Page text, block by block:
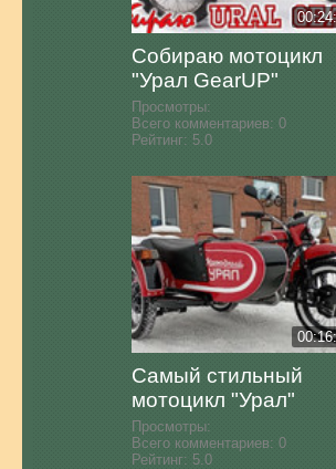
Собираю мотоцикл
"Урал GearUP"
Просмотры:
Всего комментариев: 0
Рейтинг: 5.0
Самый стильный
мотоцикл "Урал"
Просмотры:
Всего комментариев: 0
Рейтинг: 5.0